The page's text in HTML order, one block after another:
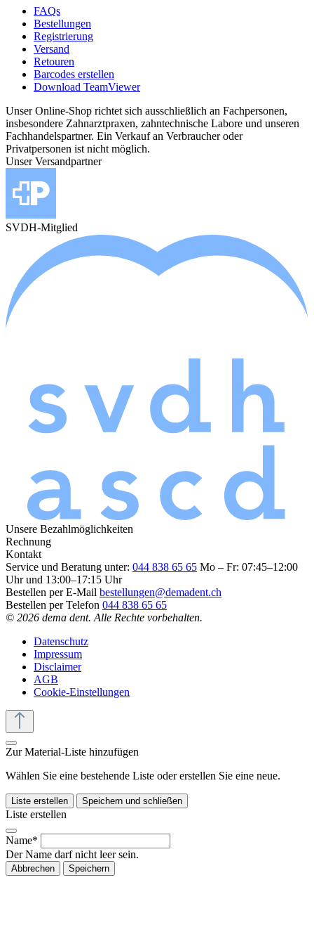
FAQs
Bestellungen
Registrierung
Versand
Retouren
Barcodes erstellen
Download TeamViewer
Unser Online-Shop richtet sich ausschließlich an Fachpersonen,
insbesondere Zahnarztpraxen, zahntechnische Labore und unseren
Fachhandelspartner. Ein Verkauf an Verbraucher oder
Privatpersonen ist nicht möglich.
Unser Versandpartner
SVDH-Mitglied
Unsere Bezahlmöglichkeiten
Rechnung
Kontakt
Service und Beratung unter: 044 838 65 65 Mo – Fr: 07:45–12:00
Uhr und 13:00–17:15 Uhr
Bestellen per E-Mail bestellungen@demadent.ch
Bestellen per Telefon 044 838 65 65
© 2026 dema dent. Alle Rechte vorbehalten.
Datenschutz
Impressum
Disclaimer
AGB
Cookie-Einstellungen
Zur Material-Liste hinzufügen
Wählen Sie eine bestehende Liste oder erstellen Sie eine neue.
Liste erstellen Speichern und schließen
Liste erstellen
Name*
Der Name darf nicht leer sein.
Abbrechen Speichern